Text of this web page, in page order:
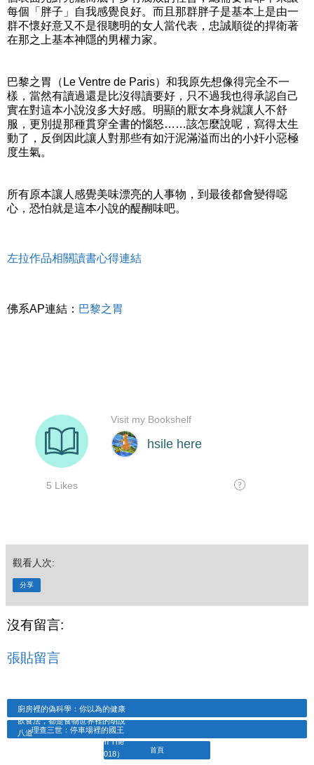
每個「胖子」自我感覺良好。而且那群胖子是基本上是由一
群不懷好意又不是很聰明的女人當代表，忠誠順從的捍衛著
在那之上基本神隱的男權力家。
巴黎之胃（Le Ventre de Paris）和我原先想像得完全不一
樣，當然有讀過還是比沒得讀要好，只不過我也得承認自己
實在對這本小說沒多大好感。明顯的厭女本身就讓人不舒
服，更別提那種貫穿全書的惱怒……該怎麼說呢，寫得太生
動了，反倒因此讓人對那些有如汙泥滿溢而出的小奸小惡極
度生氣。
所有原本讓人感覺美味漂亮的人事物，到最後都會變得噁
心，恐怕就是這本小說的醍醐味吧。
左拉作品相關讀書心得連結
佛系AP連結： 巴黎之胃
觀看人次:
分享
沒有留言:
張貼留言
廚房裡的偽科學：你以為的健康
飲食法，都是食物世界裡的胡說
八道理查三世：停車場裡的國王
（Richard III The King In The
Car Park ．2018）
首頁